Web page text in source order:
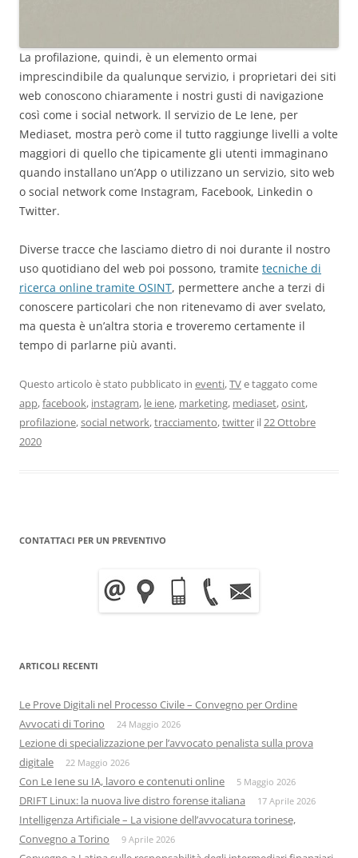
La profilazione, quindi, è un elemento ormai
imprescindibile da qualunque servizio, i proprietari dei siti
web conoscono chiaramente i nostri gusti di navigazione
così come i social network. Il servizio de Le Iene, per
Mediaset, mostra però come il tutto raggiunge livelli a volte
maggiori di quello che tipicamente gli utenti immaginano
quando installano un’App o utilizzano un servizio, sito web
o social network come Instagram, Facebook, Linkedin o
Twitter.
Diverse tracce che lasciamo dietro di noi durante il nostro
uso quotidiano del web poi possono, tramite tecniche di
ricerca online tramite OSINT, permettere anche a terzi di
conoscere particolari che non ritenevamo di aver svelato,
ma questa è un’altra storia e troveremo certamente il
tempo di parlarne più avanti.
Questo articolo è stato pubblicato in eventi,TVe taggato come
app,facebook, instagram, le iene, marketing, mediaset,osint,
profilazione,social network,tracciamento,twitter il22 Ottobre
2020
CONTATTACI PER UN PREVENTIVO
ARTICOLI RECENTI
Le Prove Digitali nel Processo Civile – Convegno per Ordine
Avvocati di Torino
24 Maggio 2026
Lezione di specializzazione per l’avvocato penalista sulla prova
digitale
22 Maggio 2026
Con Le Iene su IA, lavoro e contenuti online 5 Maggio 2026
DRIFT Linux: la nuova live distro forense italiana 17 Aprile 2026
Intelligenza Artificiale – La visione dell’avvocatura torinese,
Convegno a Torino
9 Aprile 2026